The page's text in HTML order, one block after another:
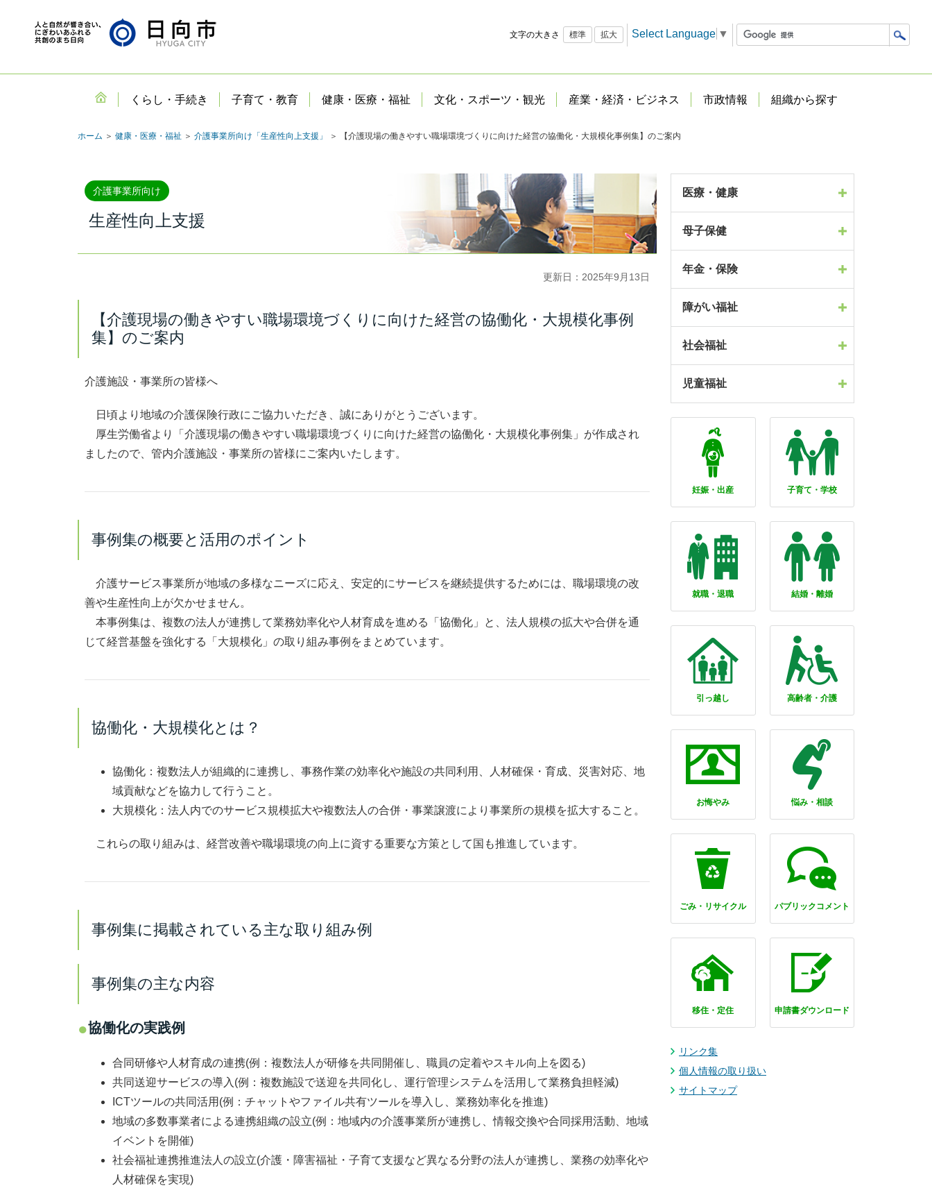
文字の大きさ 標準 拡大 Select Language ▼
くらし・手続き 子育て・教育 健康・医療・福祉 文化・スポーツ・観光 産業・経済・ビジネス 市政情報 組織から探す
ホーム ＞ 健康・医療・福祉 ＞ 介護事業所向け「生産性向上支援」 ＞ 【介護現場の働きやすい職場環境づくりに向けた経営の協働化・大規模化事例集】のご案内
介護事業所向け
生産性向上支援
更新日：2025年9月13日
【介護現場の働きやすい職場環境づくりに向けた経営の協働化・大規模化事例
集】のご案内
介護施設・事業所の皆様へ
日頃より地域の介護保険行政にご協力いただき、誠にありがとうございます。
厚生労働省より「介護現場の働きやすい職場環境づくりに向けた経営の協働化・大規模化事例集」が作成され
ましたので、管内介護施設・事業所の皆様にご案内いたします。
事例集の概要と活用のポイント
介護サービス事業所が地域の多様なニーズに応え、安定的にサービスを継続提供するためには、職場環境の改
善や生産性向上が欠かせません。
本事例集は、複数の法人が連携して業務効率化や人材育成を進める「協働化」と、法人規模の拡大や合併を通
じて経営基盤を強化する「大規模化」の取り組み事例をまとめています。
協働化・大規模化とは？
協働化 ：複数法人が組織的に連携し、事務作業の効率化や施設の共同利用、人材確保・育成、災害対応、地
域貢献などを協力して行うこと。
大規模化 ：法人内でのサービス規模拡大や複数法人の合併・事業譲渡により事業所の規模を拡大すること。
これらの取り組みは、経営改善や職場環境の向上に資する重要な方策として国も推進しています。
事例集に掲載されている主な取り組み例
事例集の主な内容
協働化の実践例
合同研修や人材育成の連携(例：複数法人が研修を共同開催し、職員の定着やスキル向上を図る)
共同送迎サービスの導入 (例：複数施設で送迎を共同化し、運行管理システムを活用して業務負担軽減)
ICTツールの共同活用 (例：チャットやファイル共有ツールを導入し、業務効率化を推進)
地域の多数事業者による連携組織の設立(例：地域内の介護事業所が連携し、情報交換や合同採用活動、地域
イベントを開催)
社会福祉連携推進法人の設立(介護・障害福祉・子育て支援など異なる分野の法人が連携し、業務の効率化や
人材確保を実現)
医療・健康
母子保健
年金・保険
障がい福祉
社会福祉
児童福祉
妊娠・出産 子育て・学校
就職・退職 結婚・離婚
引っ越し 高齢者・介護
お悔やみ 悩み・相談
ごみ・リサイクル パブリックコメント
移住・定住 申請書ダウンロード
リンク集
個人情報の取り扱い
サイトマップ